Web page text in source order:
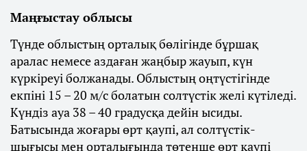
Маңғыстау облысы
Түнде облыстың орталық бөлігінде бұршақ
аралас немесе аздаған жаңбыр жауып, күн
күркіреуі болжанады. Облыстың оңтүстігінде
екпіні 15 – 20 м/с болатын солтүстік желі күтіледі.
Күндіз ауа 38 – 40 градусқа дейін ысиды.
Батысында жоғары өрт қаупі, ал солтүстік-
шығысы мен орталығында төтенше өрт қаупі